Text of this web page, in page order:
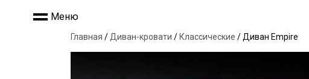
Меню
Главная / Диван-кровати / Классические / Диван Empire